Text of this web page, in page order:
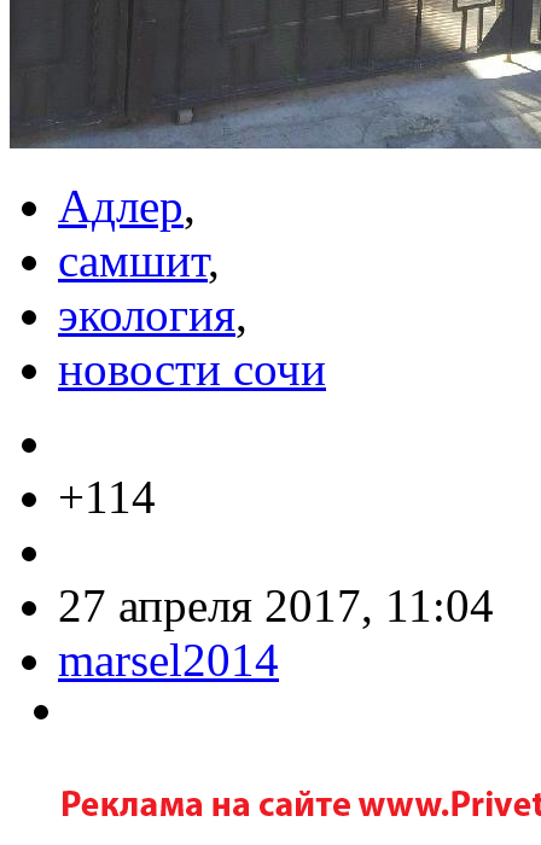
Адлер,
самшит,
экология,
новости сочи
+114
27 апреля 2017, 11:04
marsel2014